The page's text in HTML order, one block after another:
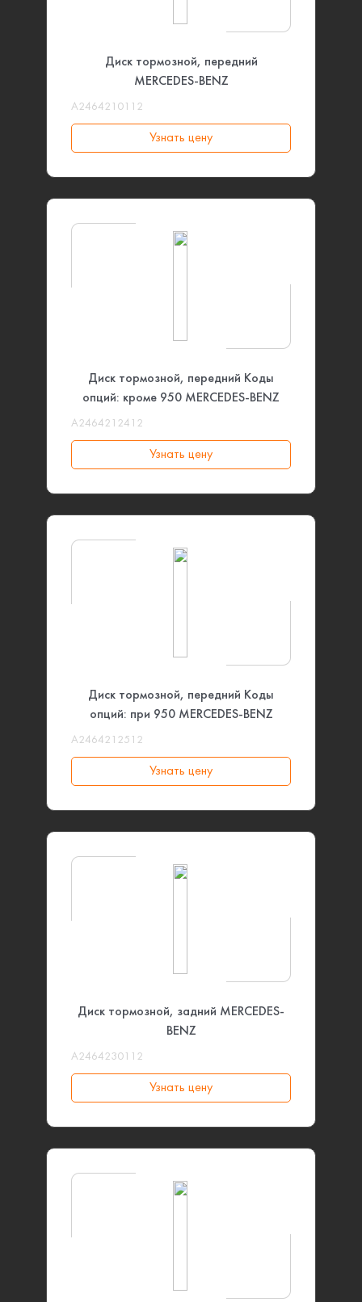
Диск тормозной, передний
MERCEDES-BENZ
A2464210112
Узнать цену
Диск тормозной, передний Коды
опций: кроме 950 MERCEDES-BENZ
A2464212412
Узнать цену
Диск тормозной, передний Коды
опций: при 950 MERCEDES-BENZ
A2464212512
Узнать цену
Диск тормозной, задний MERCEDES-
BENZ
A2464230112
Узнать цену